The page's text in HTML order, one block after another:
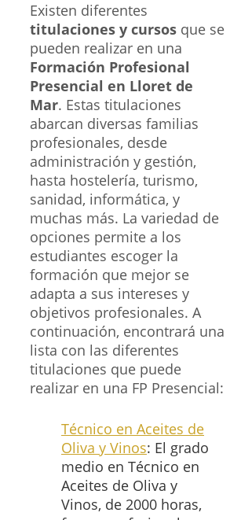
Existen diferentes
titulaciones y cursos que se
pueden realizar en una
Formación Profesional
Presencial en Lloret de
Mar. Estas titulaciones
abarcan diversas familias
profesionales, desde
administración y gestión,
hasta hostelería, turismo,
sanidad, informática, y
muchas más. La variedad de
opciones permite a los
estudiantes escoger la
formación que mejor se
adapta a sus intereses y
objetivos profesionales. A
continuación, encontrará una
lista con las diferentes
titulaciones que puede
realizar en una FP Presencial:
Técnico en Aceites de
Oliva y Vinos: El grado
medio en Técnico en
Aceites de Oliva y
Vinos, de 2000 horas,